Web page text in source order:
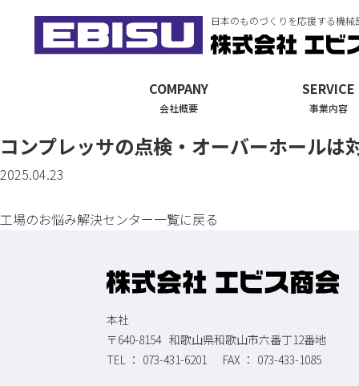
日本のものづくりを応援する機械
COMPANY
会社概要
SERVICE
事業内容
コンプレッサの点検・オーバーホールは
2025.04.23
工場のお悩み解決センター一覧に戻る
本社
〒640-8154 和歌山県和歌山市六番丁12番地
073-431-6201
073-433-1085